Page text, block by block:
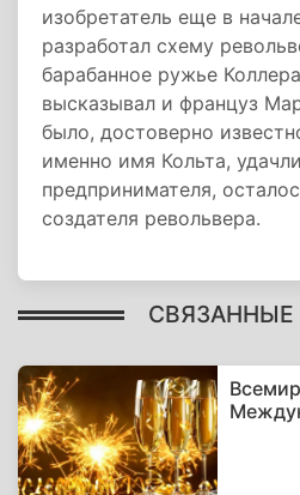
изобретатель еще в
разработал схему
барабанное ружье
высказывал и француз
было, достоверно
именно имя Кольта,
предпринимателя,
создателя револьвера.
СВЯЗАННЫЕ